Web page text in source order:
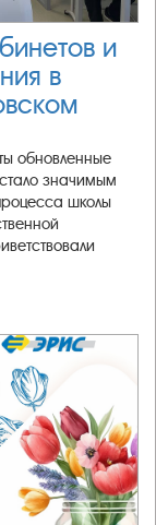
и
в
обновленные
значимым
школы